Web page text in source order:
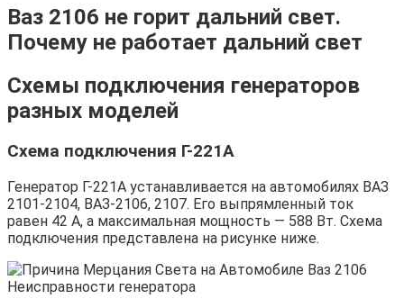
Ваз 2106 не горит дальний свет.
Почему не работает дальний свет
Схемы подключения генераторов
разных моделей
Схема подключения Г-221А
Генератор Г-221А устанавливается на автомобилях ВАЗ
2101-2104, ВАЗ-2106, 2107. Его выпрямленный ток
равен 42 А, а максимальная мощность — 588 Вт. Схема
подключения представлена на рисунке ниже.